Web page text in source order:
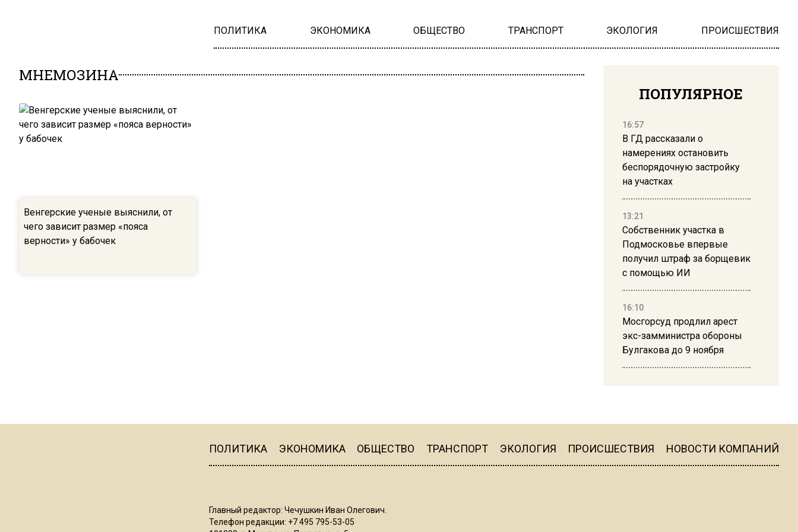
ПОЛИТИКА ЭКОНОМИКА ОБЩЕСТВО ТРАНСПОРТ ЭКОЛОГИЯ ПРОИСШЕСТВИЯ
МНЕМОЗИНА
Венгерские ученые выяснили, от
чего зависит размер «пояса
верности» у бабочек
ПОПУЛЯРНОЕ
16:57
В ГД рассказали о
намерениях остановить
беспорядочную застройку
на участках
13:21
Собственник участка в
Подмосковье впервые
получил штраф за борщевик
с помощью ИИ
16:10
Мосгорсуд продлил арест
экс-замминистра обороны
Булгакова до 9 ноября
16:19
ПОЛИТИКА ЭКОНОМИКА ОБЩЕСТВО ТРАНСПОРТ ЭКОЛОГИЯ ПРОИСШЕСТВИЯ НОВОСТИ КОМПАНИЙ
Главный редактор: Чечушкин Иван Олегович.
Телефон редакции: +7 495 795-53-05